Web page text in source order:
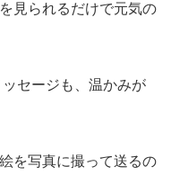
見られるだけで元気の
セージも、温かみが
を写真に撮って送るの